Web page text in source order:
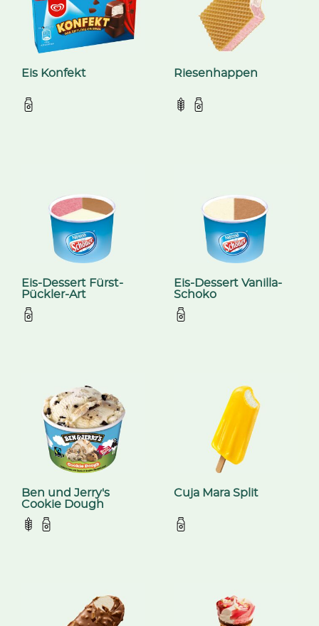
Eis Konfekt Riesenhappen
Eis-Dessert Fürst-
Pückler-Art
Eis-Dessert Vanilla-
Schoko
Ben und Jerry's
Cookie Dough
Cuja Mara Split